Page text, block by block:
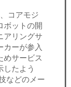
コアモジ
ボットの開
アリングサ
カーが参入
めサービス
したよう
などのメー